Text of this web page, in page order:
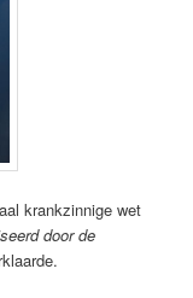
krankzinnige wet
door de